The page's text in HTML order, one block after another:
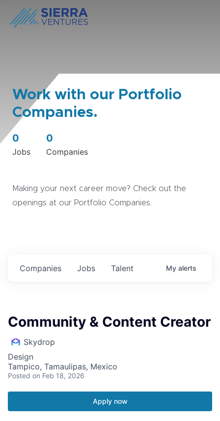
Work with our Portfolio
Companies.
0
Jobs
0
Companies
Making your next career move? Check out the
openings at our Portfolio Companies.
Jobs
Companies Talent My alerts
Community & Content Creator
Skydrop
Design
Tampico, Tamaulipas, Mexico
Posted on Feb 18, 2026
Apply now